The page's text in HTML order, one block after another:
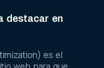
destacar en
es el